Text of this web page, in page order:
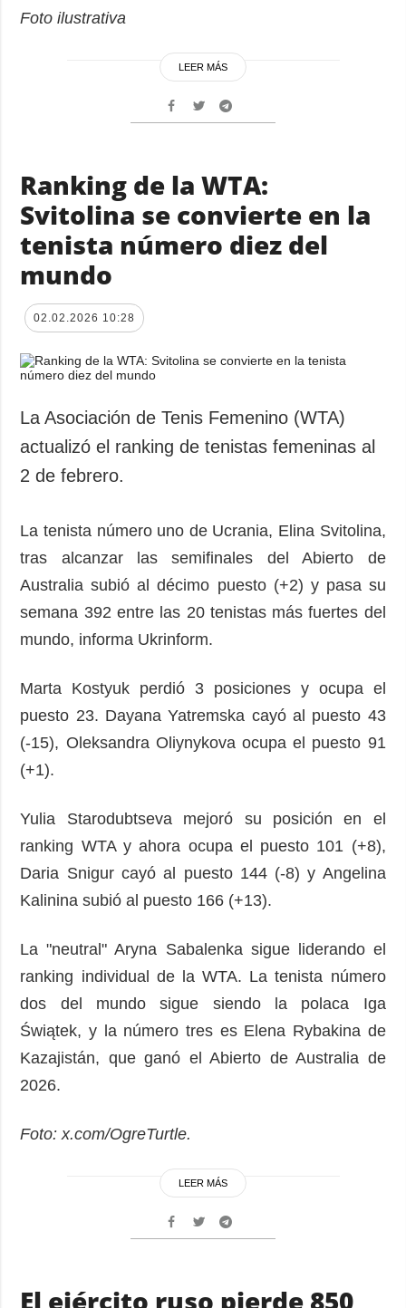
Foto ilustrativa
LEER MÁS
Ranking de la WTA:
Svitolina se convierte en la
tenista número diez del
mundo
02.02.2026 10:28
La Asociación de Tenis Femenino (WTA)
actualizó el ranking de tenistas femeninas al
2 de febrero.
La tenista número uno de Ucrania, Elina Svitolina,
tras alcanzar las semifinales del Abierto de
Australia subió al décimo puesto (+2) y pasa su
semana 392 entre las 20 tenistas más fuertes del
mundo, informa Ukrinform.
Marta Kostyuk perdió 3 posiciones y ocupa el
puesto 23. Dayana Yatremska cayó al puesto 43
(-15), Oleksandra Oliynykova ocupa el puesto 91
(+1).
Yulia Starodubtseva mejoró su posición en el
ranking WTA y ahora ocupa el puesto 101 (+8),
Daria Snigur cayó al puesto 144 (-8) y Angelina
Kalinina subió al puesto 166 (+13).
La "neutral" Aryna Sabalenka sigue liderando el
ranking individual de la WTA. La tenista número
dos del mundo sigue siendo la polaca Iga
Świątek, y la número tres es Elena Rybakina de
Kazajistán, que ganó el Abierto de Australia de
2026.
Foto: x.com/OgreTurtle.
LEER MÁS
El ejército ruso pierde 850